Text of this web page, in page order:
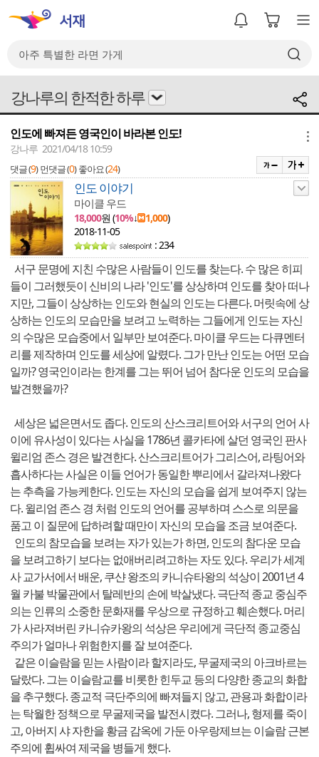
강나루의 한적한 하루
인도에 빠져든 영국인이 바라본 인도!
강나루 2021/04/18 10:59
댓글 (9) 먼댓글 (0) 좋아요 (24)
인도 이야기
마이클 우드
18,000원 (10%↓ 1,000)
2018-11-05
: 234
서구 문명에 지친 수많은 사람들이 인도를 찾는다. 수 많은 히피
들이 그러했듯이 신비의 나라 '인도'를 상상하며 인도를 찾아 떠나
지만, 그들이 상상하는 인도와 현실의 인도는 다른다. 머릿속에 상
상하는 인도의 모습만을 보려고 노력하는 그들에게 인도는 자신
의 수많은 모습중에서 일부만 보여준다. 마이클 우드는 다큐멘터
리를 제작하며 인도를 세상에 알렸다. 그가 만난 인도는 어떤 모습
일까? 영국인이라는 한계를 그는 뛰어 넘어 참다운 인도의 모습을
발견했을까?
세상은 넓은면서도 좁다. 인도의 산스크리트어와 서구의 언어 사
이에 유사성이 있다는 사실을 1786년 콜카타에 살던 영국인 판사
윌리엄 존스 경은 발견한다. 산스크리트어가 그리스어, 라팅어와
흡사하다는 사실은 이들 언어가 동일한 뿌리에서 갈라져나왔다
는 추측을 가능케한다. 인도는 자신의 모습을 쉽게 보여주지 않는
다. 윌리엄 존스 경 처럼 인도의 언어를 공부하며 스스로 의문을
품고 이 질문에 답하려할 때만이 자신의 모습을 조금 보여준다.
인도의 참모습을 보려는 자가 있는가 하면, 인도의 참다운 모습
을 보려고하기 보다는 없애버리려고하는 자도 있다. 우리가 세계
사 교가서에서 배운, 쿠샨 왕조의 카니슈타왕의 석상이 2001년 4
월 카불 박물관에서 탈레반의 손에 박살냈다. 극단적 종교 중심주
의는 인류의 소중한 문화재를 우상으로 규정하고 훼손했다. 머리
가 사라져버린 카니슈카왕의 석상은 우리에게 극단적 종교중심
주의가 얼마나 위험한지를 잘 보여준다.
같은 이슬람을 믿는 사람이라 할지라도, 무굴제국의 아크바르는
달랐다. 그는 이슬람교를 비롯한 힌두교 등의 다양한 종교의 화합
을 추구했다. 종교적 극단주의에 빠져들지 않고, 관용과 화합이라
는 탁월한 정책으로 무굴제국을 발전시켰다. 그러나, 형제를 죽이
고, 아버지 샤 자한을 황금 감옥에 가둔 아우랑제브는 이슬람 근본
주의에 휩싸여 제국을 병들게 했다.